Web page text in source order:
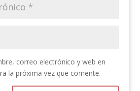
correo electrónico y web en
la próxima vez que comente.